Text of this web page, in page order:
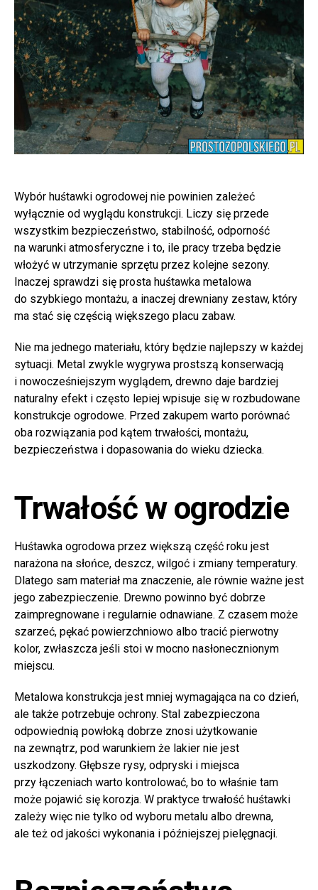
Wybór huśtawki ogrodowej nie powinien zależeć
wyłącznie od wyglądu konstrukcji. Liczy się przede
wszystkim bezpieczeństwo, stabilność, odporność
na warunki atmosferyczne i to, ile pracy trzeba będzie
włożyć w utrzymanie sprzętu przez kolejne sezony.
Inaczej sprawdzi się prosta huśtawka metalowa
do szybkiego montażu, a inaczej drewniany zestaw, który
ma stać się częścią większego placu zabaw.
Nie ma jednego materiału, który będzie najlepszy w każdej
sytuacji. Metal zwykle wygrywa prostszą konserwacją
i nowocześniejszym wyglądem, drewno daje bardziej
naturalny efekt i często lepiej wpisuje się w rozbudowane
konstrukcje ogrodowe. Przed zakupem warto porównać
oba rozwiązania pod kątem trwałości, montażu,
bezpieczeństwa i dopasowania do wieku dziecka.
Trwałość w ogrodzie
Huśtawka ogrodowa przez większą część roku jest
narażona na słońce, deszcz, wilgoć i zmiany temperatury.
Dlatego sam materiał ma znaczenie, ale równie ważne jest
jego zabezpieczenie. Drewno powinno być dobrze
zaimpregnowane i regularnie odnawiane. Z czasem może
szarzeć, pękać powierzchniowo albo tracić pierwotny
kolor, zwłaszcza jeśli stoi w mocno nasłonecznionym
miejscu.
Metalowa konstrukcja jest mniej wymagająca na co dzień,
ale także potrzebuje ochrony. Stal zabezpieczona
odpowiednią powłoką dobrze znosi użytkowanie
na zewnątrz, pod warunkiem że lakier nie jest
uszkodzony. Głębsze rysy, odpryski i miejsca
przy łączeniach warto kontrolować, bo to właśnie tam
może pojawić się korozja. W praktyce trwałość huśtawki
zależy więc nie tylko od wyboru metalu albo drewna,
ale też od jakości wykonania i późniejszej pielęgnacji.